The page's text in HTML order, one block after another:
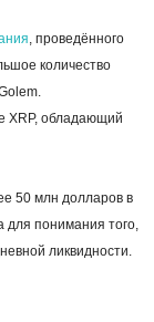
, проведённого
количество
XRP, обладающий
50 млн долларов в
для понимания того,
ликвидности.